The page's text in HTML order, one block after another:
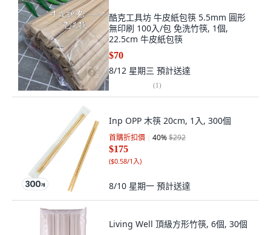
酷克工具坊 牛皮紙包筷 5.5mm 圓形
無印刷 100入/包 免洗竹筷, 1個,
22.5cm 牛皮紙包筷
$70
8/12 星期三 預計送達
(1)
Inp OPP 木筷 20cm, 1入, 300個
首購折扣價 40%$292
$175
($0.58/1入)
8/10 星期一 預計送達
Living Well 頂級方形竹筷, 6個, 30個